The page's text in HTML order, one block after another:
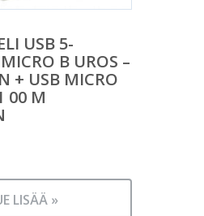
USB 5-
B UROS –
+ USB MICRO
00 M
LISÄÄ »